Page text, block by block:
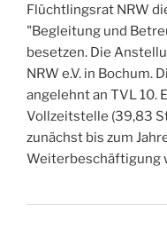
Flüchtlingsrat NRW
"Begleitung und
besetzen. Die
NRW e.V. in Bochum.
angelehnt an TVL 10.
Vollzeitstelle (39,83
zunächst bis zum
Weiterbeschäftigung